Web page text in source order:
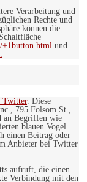
Verarbeitung und
Rechte und
können die
und
Twitter. Diese
795 Folsom St.,
an Begriffen wie
blauen Vogel
einen Beitrag oder
Anbieter bei Twitter
aufruft, die einen
Verbindung mit den